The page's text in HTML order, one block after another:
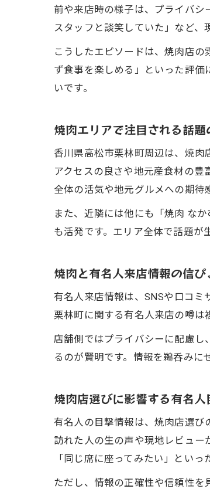
前や来店時の様子は、プライバ
スタッフと談笑していた」など、
こうしたエピソードは、焼肉店
ず食事を楽しめる」といった評価
いです。
焼肉エリアで注目される話題
香川県高松市栗林町周辺は、焼
アクセスの良さや地元産食材の
全体の活気や地元グルメへの期待
また、近隣には他にも「焼肉 な
も活発です。エリア全体で話題が
焼肉と有名人来店情報の信
有名人来店情報は、SNSや口コ
栗林町に関する有名人来店の噂は
店舗側ではプライバシーに配慮し
るのが賢明です。情報を鵜呑みに
焼肉店選びに影響する有名
有名人の目撃情報は、焼肉店選び
訪れた人の生の声や現地レビュー
「同じ席に座ってみたい」といっ
ただし、情報の正確性や信頼性